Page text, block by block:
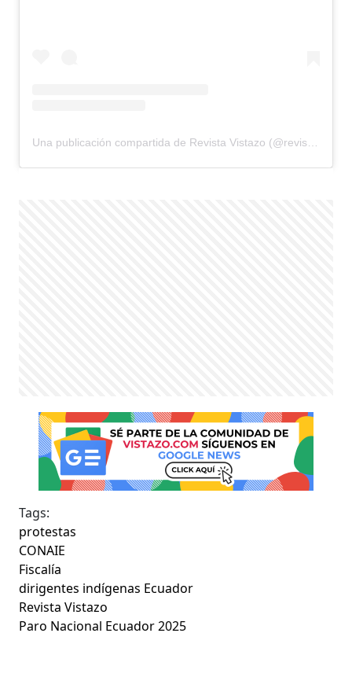
Una publicación compartida de Revista Vistazo (@revistavistazo.ec)
Tags:
protestas
CONAIE
Fiscalía
dirigentes indígenas Ecuador
Revista Vistazo
Paro Nacional Ecuador 2025